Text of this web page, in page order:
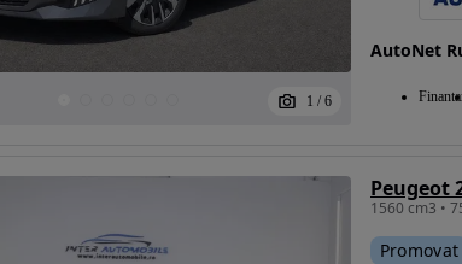
1 / 6
AutoNet
Peugeot
1560 cm3 •
Promovat